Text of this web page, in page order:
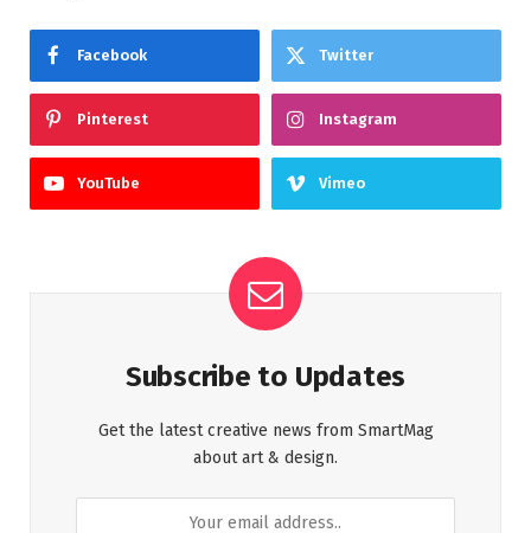
Facebook Twitter
Pinterest Instagram
YouTube Vimeo
Subscribe to Updates
Get the latest creative news from SmartMag
about art & design.